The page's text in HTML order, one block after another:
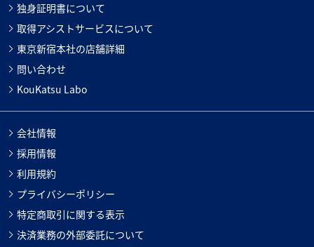
独身証明書について
取得アシストサービスについて
東京新宿本社の店舗詳細
問い合わせ
KouKatsu Labo
会社情報
採用情報
利用規約
プライバシーポリシー
特定商取引に関する表示
決済業務の外部委託について